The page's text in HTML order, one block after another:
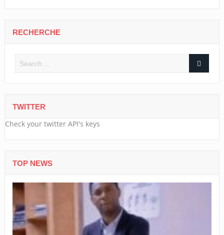
RECHERCHE
TWITTER
Check your twitter API's keys
TOP NEWS